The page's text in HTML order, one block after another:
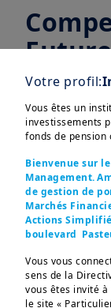
Digital
Alors que
terrain,
monnaie
fintechs et
pour
Votre profil:
Vous êtes un
investissements
fonds de pension
Bienvenue sur
Management.
de gestion de
Marchés
Actions
boulevard
Vous vous
sens de la
vous êtes invité
le site «
Ces